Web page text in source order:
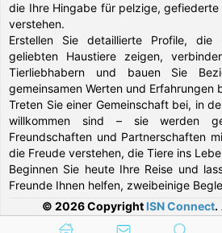
die Ihre Hingabe für pelzige,
verstehen.
Erstellen Sie detaillierte Profile, die
geliebten Haustiere zeigen,
Tierliebhabern und bauen Sie
gemeinsamen Werten und Erfahrungen
Treten Sie einer Gemeinschaft bei, in
willkommen sind – sie werden
Freundschaften und Partnerschaften
die Freude verstehen, die Tiere ins
Beginnen Sie heute Ihre Reise und
Freunde Ihnen helfen, zweibeinige
© 2026 Copyright ISN Connect.